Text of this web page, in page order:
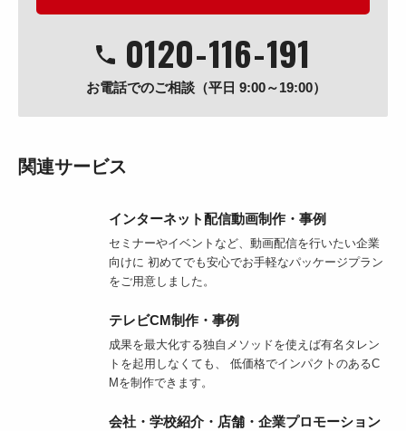
0120-116-191
お電話でのご相談（平日 9:00～19:00）
関連サービス
インターネット配信動画制作・事例
セミナーやイベントなど、動画配信を行いたい企業
向けに 初めてでも安心でお手軽なパッケージプラン
をご用意しました。
テレビCM制作・事例
成果を最大化する独自メソッドを使えば有名タレン
トを起用しなくても、 低価格でインパクトのあるC
Mを制作できます。
会社・学校紹介・店舗・企業プロモーション